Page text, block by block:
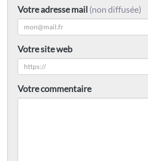
Votre adresse mail (non diffusée)
Votre site web
Votre commentaire